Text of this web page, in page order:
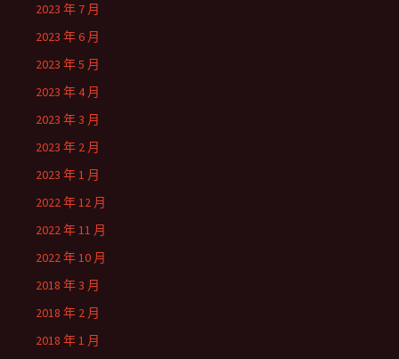
2023 年 7 月
2023 年 6 月
2023 年 5 月
2023 年 4 月
2023 年 3 月
2023 年 2 月
2023 年 1 月
2022 年 12 月
2022 年 11 月
2022 年 10 月
2018 年 3 月
2018 年 2 月
2018 年 1 月